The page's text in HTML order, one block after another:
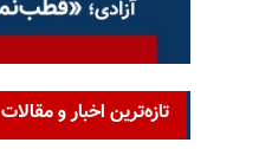
تازه‌ترین اخبار و مقالات